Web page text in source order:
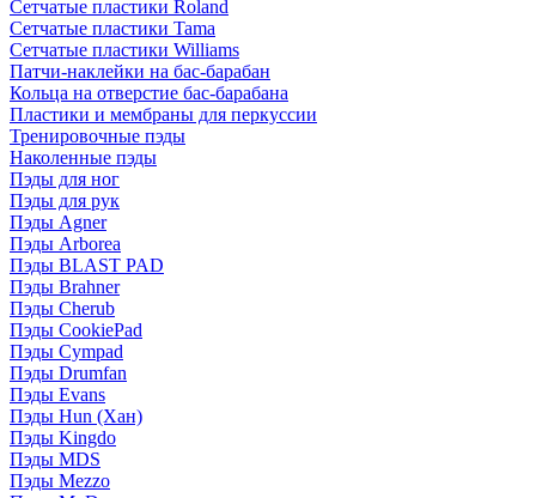
Сетчатые пластики Roland
Сетчатые пластики Tama
Сетчатые пластики Williams
Патчи-наклейки на бас-барабан
Кольца на отверстие бас-барабана
Пластики и мембраны для перкуссии
Тренировочные пэды
Наколенные пэды
Пэды для ног
Пэды для рук
Пэды Agner
Пэды Arborea
Пэды BLAST PAD
Пэды Brahner
Пэды Cherub
Пэды CookiePad
Пэды Cympad
Пэды Drumfan
Пэды Evans
Пэды Hun (Хан)
Пэды Kingdo
Пэды MDS
Пэды Mezzo